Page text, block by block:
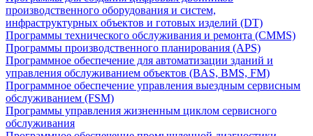
производственного оборудования и систем,
инфраструктурных объектов и готовых изделий (DT)
Программы технического обслуживания и ремонта (CMMS)
Программы производственного планирования (APS)
Программное обеспечение для автоматизации зданий и
управления обслуживанием объектов (BAS, BMS, FM)
Программное обеспечение управления выездным сервисным
обслуживанием (FSM)
Программы управления жизненным циклом сервисного
обслуживания